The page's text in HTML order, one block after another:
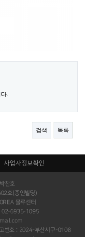
.
검색 목록
사업자정보확인
찬호
호(종인빌딩)
물류센터
02-6935-1095
번호 : 2024-부산서구-0108